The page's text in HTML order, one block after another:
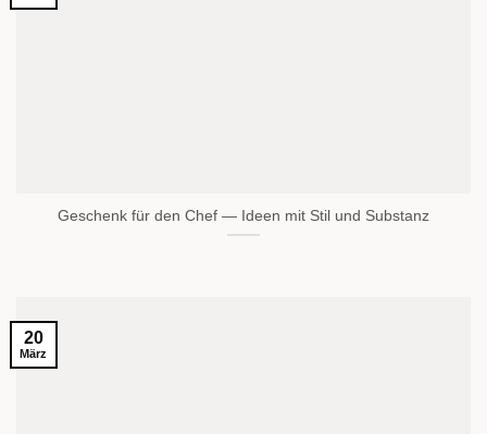
Geschenk für den Chef — Ideen mit Stil und Substanz
20
März